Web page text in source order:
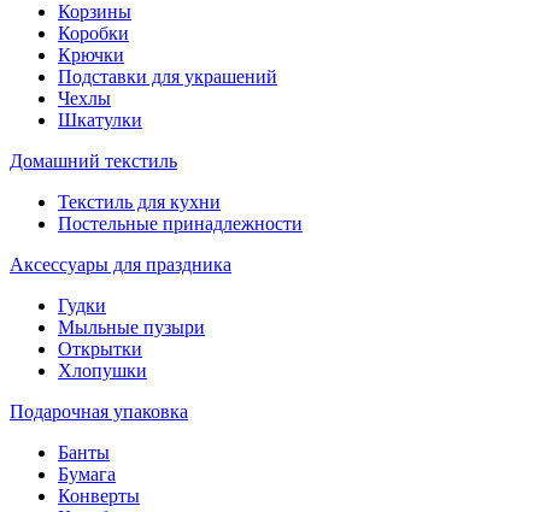
Корзины
Коробки
Крючки
Подставки для украшений
Чехлы
Шкатулки
Домашний текстиль
Текстиль для кухни
Постельные принадлежности
Аксессуары для праздника
Гудки
Мыльные пузыри
Открытки
Хлопушки
Подарочная упаковка
Банты
Бумага
Конверты